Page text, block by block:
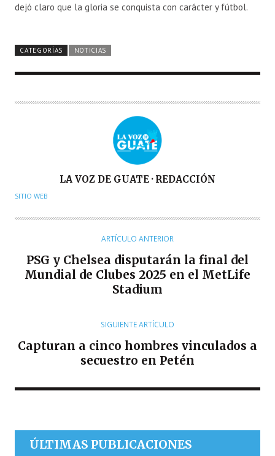
dejó claro que la gloria se conquista con carácter y fútbol.
CATEGORÍAS NOTICIAS
U
O
LA VOZ DE GUATE · REDACCIÓN
SITIO WEB
ARTÍCULO ANTERIOR
PSG y Chelsea disputarán la final del
Mundial de Clubes 2025 en el MetLife
Stadium
SIGUIENTE ARTÍCULO
Capturan a cinco hombres vinculados a
secuestro en Petén
ÚLTIMAS PUBLICACIONES